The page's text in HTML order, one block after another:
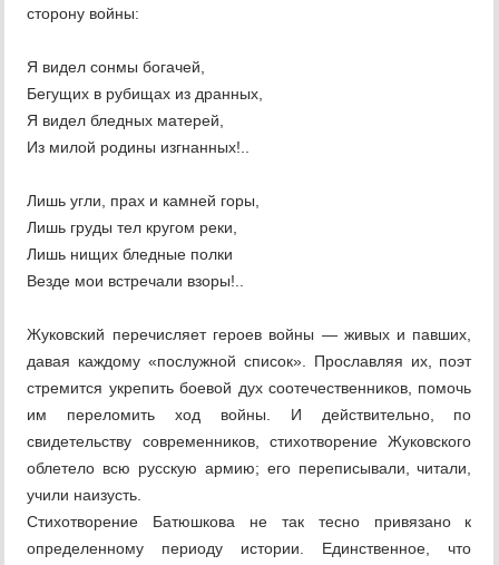
сторону войны:
Я видел сонмы богачей,
Бегущих в рубищах из дранных,
Я видел бледных матерей,
Из милой родины изгнанных!..
Лишь угли, прах и камней горы,
Лишь груды тел кругом реки,
Лишь нищих бледные полки
Везде мои встречали взоры!..
Жуковский перечисляет героев войны — живых и павших,
давая каждому «послужной список». Прославляя их, поэт
стремится укрепить боевой дух соотечественников, помочь
им переломить ход войны. И действительно, по
свидетельству современников, стихотворение Жуковского
облетело всю русскую армию; его переписывали, читали,
учили наизусть.
Стихотворение Батюшкова не так тесно привязано к
определенному периоду истории. Единственное, что